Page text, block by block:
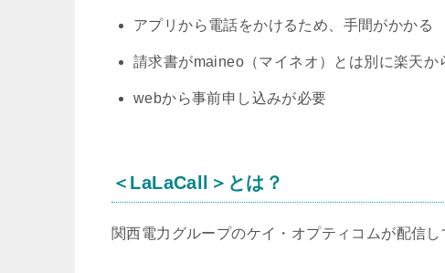
アプリから電話をかけるため、手間がかかる
請求書がmaineo（マイネオ）とは別に楽天か
webから事前申し込みが必要
＜LaLaCall＞ とは？
関西電力グループのケイ・オプティコムが配信